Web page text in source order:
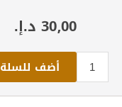
30٫00 د.إ.‏
أضف للسلة